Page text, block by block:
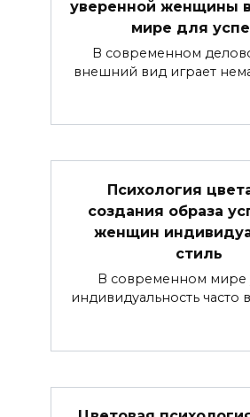
уверенной женщины
мире для
В современном
внешний вид играет
Психология
создания образа
женщин
стиль
В современном мире
индивидуальность часто